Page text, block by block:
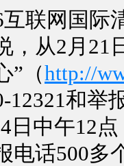
联网国际
，从2月21
”（http://
12321和举
日中午12
电话500多